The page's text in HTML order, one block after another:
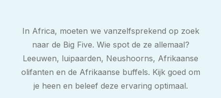
In Africa, moeten we vanzelfsprekend op zoek
naar de Big Five. Wie spot de ze allemaal?
Leeuwen, luipaarden, Neushoorns, Afrikaanse
olifanten en de Afrikaanse buffels. Kijk goed om
je heen en beleef deze ervaring optimaal.